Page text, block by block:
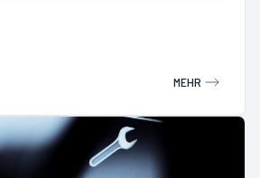
MEHR